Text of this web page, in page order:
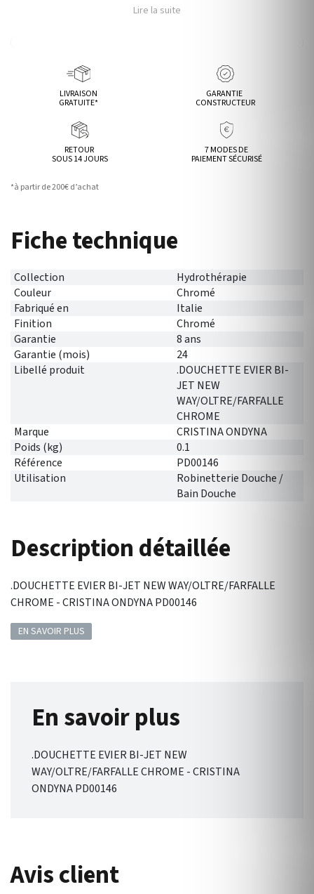
Lire la suite
LIVRAISON
GRATUITE*
GARANTIE
CONSTRUCTEUR
RETOUR
SOUS 14 JOURS
7 MODES DE
PAIEMENT SÉCURISÉ
*à partir de 200€ d’achat
Fiche technique
Collection
Hydrothérapie
Couleur
Chromé
Fabriqué en
Italie
Finition
Chromé
Garantie
8 ans
Garantie (mois)
24
Libellé produit
.DOUCHETTE EVIER BI-
JET NEW
WAY/OLTRE/FARFALLE
CHROME
Marque
CRISTINA ONDYNA
Poids (kg)
0.1
Référence
PD00146
Utilisation
Robinetterie Douche /
Bain Douche
Description détaillée
.DOUCHETTE EVIER BI-JET NEW WAY/OLTRE/FARFALLE
CHROME - CRISTINA ONDYNA PD00146
EN SAVOIR PLUS
En savoir plus
.DOUCHETTE EVIER BI-JET NEW
WAY/OLTRE/FARFALLE CHROME - CRISTINA
ONDYNA PD00146
Avis client